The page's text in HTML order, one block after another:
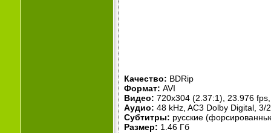
Качество: BDRip
Формат: AVI
Видео: 720x304 (2.37:1), 23.976
Аудио: 48 kHz, AC3 Dolby Digital,
Субтитры: русские
Размер: 1.46 Гб